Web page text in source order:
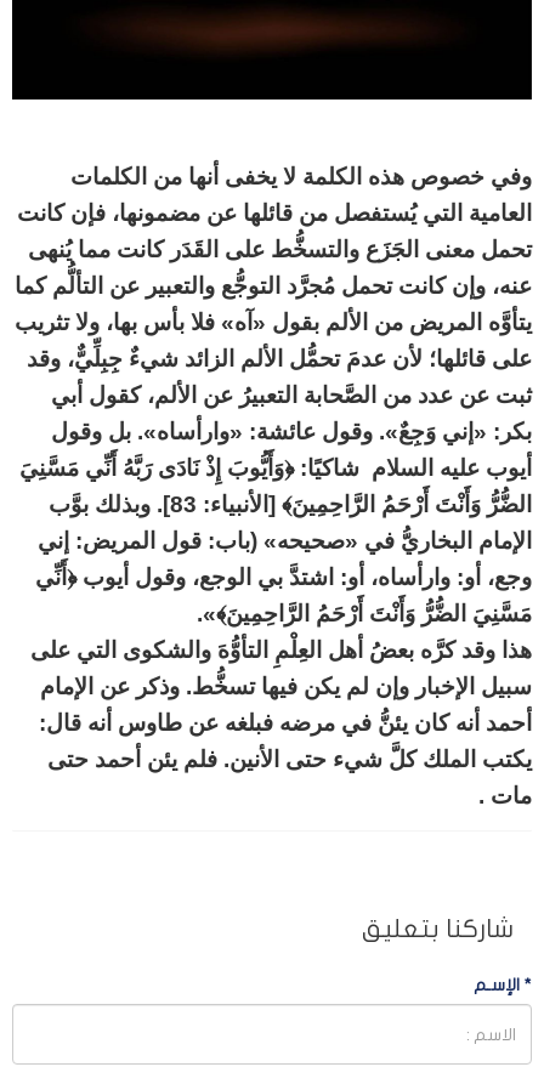
وفي خصوص هذه الكلمة لا يخفى أنها من الكلمات
العامية التي يُستفصل من قائلها عن مضمونها، فإن كانت
تحمل معنى الجَزَع والتسخُّط على القَدَر كانت مما يُنهى
عنه، وإن كانت تحمل مُجرَّد التوجُّع والتعبير عن التألُّم كما
يتأوَّه المريض من الألم بقول «آه» فلا بأس بها، ولا تثريب
على قائلها؛ لأن عدمَ تحمُّل الألم الزائد شيءٌ جِبِلِّيٌّ، وقد
ثبت عن عدد من الصَّحابة التعبيرُ عن الألم، كقول أبي
بكر: «إني وَجِعٌ». وقول عائشة: «وارأساه». بل وقول
أيوب عليه السلام شاكيًا:﴿وَأَيُّوبَ إِذْ نَادَى رَبَّهُ أَنِّي مَسَّنِيَ
الضُّرُّ وَأَنْتَ أَرْحَمُ الرَّاحِمِينَ﴾
[الأنبياء: 83]. وبذلك بوَّب
الإمام البخاريُّ في «صحيحه» (باب: قول المريض: إني
وجع، أو: وارأساه، أو: اشتدَّ بي الوجع، وقول أيوب﴿أَنِّي
مَسَّنِيَ الضُّرُّ وَأَنْتَ أَرْحَمُ الرَّاحِمِينَ﴾».
هذا وقد كرَّه بعضُ أهل العِلْمِ التأوُّهَ والشكوى التي على
سبيل الإخبار وإن لم يكن فيها تسخُّط. وذكر عن الإمام
أحمد أنه كان يئنُّ في مرضه فبلغه عن طاوس أنه قال:
يكتب الملك كلَّ شيء حتى الأنين. فلم يئن أحمد حتى
مات .
شاركنا بتعليق
* الإسـم